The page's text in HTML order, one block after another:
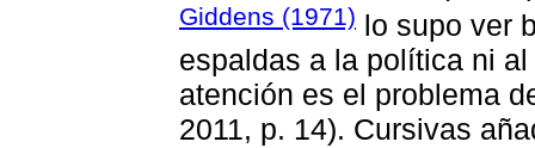
Giddens (1971) lo supo ver
espaldas a la política ni
atención es el problema
2011, p. 14). Cursivas